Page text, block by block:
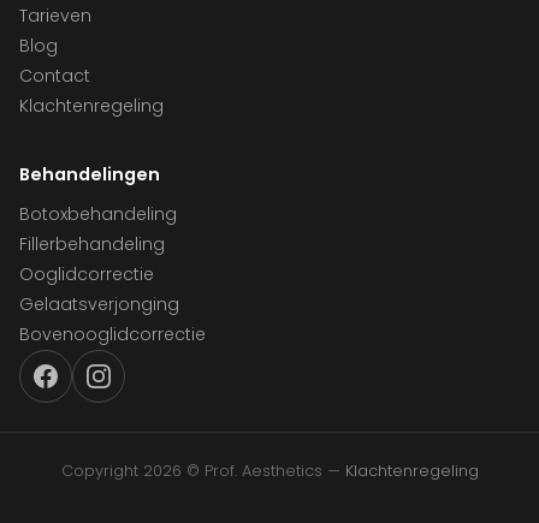
Tarieven
Blog
Contact
Klachtenregeling
Behandelingen
Botoxbehandeling
Fillerbehandeling
Ooglidcorrectie
Gelaatsverjonging
Bovenooglidcorrectie
Copyright 2026 © Prof. Aesthetics — Klachtenregeling